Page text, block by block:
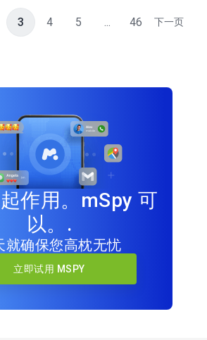
3 4 5 ... 46 下一页
作用。mSpy 可
以。.
就确保您高枕无忧
立即试用 MSPY